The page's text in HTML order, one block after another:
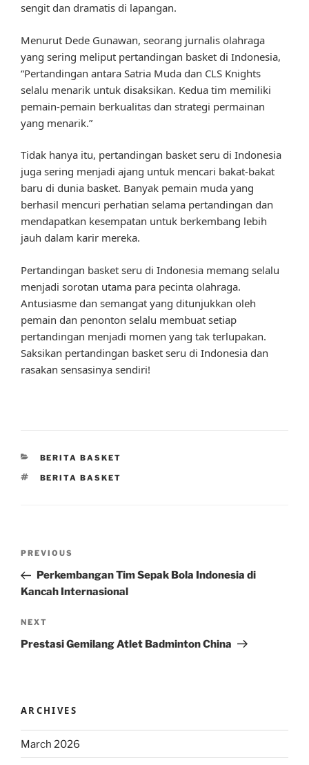
sengit dan dramatis di lapangan.
Menurut Dede Gunawan, seorang jurnalis olahraga
yang sering meliput pertandingan basket di Indonesia,
“Pertandingan antara Satria Muda dan CLS Knights
selalu menarik untuk disaksikan. Kedua tim memiliki
pemain-pemain berkualitas dan strategi permainan
yang menarik.”
Tidak hanya itu, pertandingan basket seru di Indonesia
juga sering menjadi ajang untuk mencari bakat-bakat
baru di dunia basket. Banyak pemain muda yang
berhasil mencuri perhatian selama pertandingan dan
mendapatkan kesempatan untuk berkembang lebih
jauh dalam karir mereka.
Pertandingan basket seru di Indonesia memang selalu
menjadi sorotan utama para pecinta olahraga.
Antusiasme dan semangat yang ditunjukkan oleh
pemain dan penonton selalu membuat setiap
pertandingan menjadi momen yang tak terlupakan.
Saksikan pertandingan basket seru di Indonesia dan
rasakan sensasinya sendiri!
CATEGORIES
BERITA BASKET
TAGS
BERITA BASKET
Previous
Post
PREVIOUS
Perkembangan Tim Sepak Bola Indonesia di
Kancah Internasional
Next
Post
NEXT
Prestasi Gemilang Atlet Badminton China
ARCHIVES
March 2026